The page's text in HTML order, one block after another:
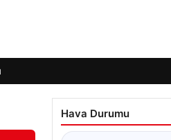
Hava Durumu